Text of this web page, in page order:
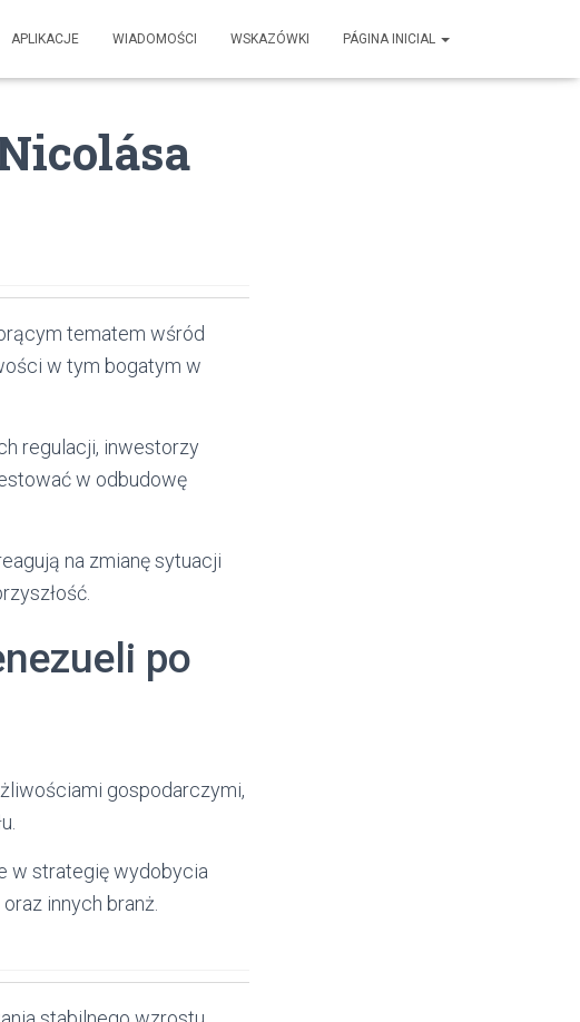
APLIKACJE WIADOMOŚCI WSKAZÓWKI PÁGINA INICIAL
tematem wśród
w tym bogatym w
regulacji, inwestorzy
w odbudowę
na zmianę sytuacji
po
gospodarczymi,
w strategię wydobycia
innych branż.